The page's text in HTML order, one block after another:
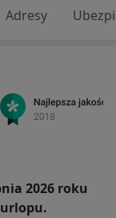
Adresy
2026 roku